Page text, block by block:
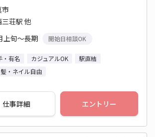
荘駅 他
上旬～長期
開始日相談OK
・有名 カジュアルOK
駅直結
髪・ネイル自由
仕事詳細 エントリー